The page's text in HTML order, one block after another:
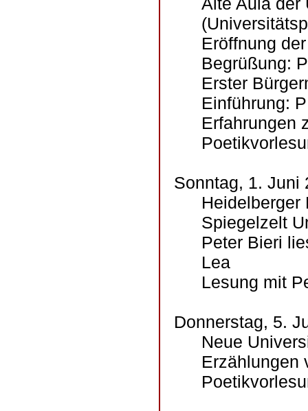
Eröffnung
Begrüßung:
Erster
Einführung:
Erfahrungen
Sonntag, 1. Juni
Heidelberger
Spiegelzelt
Peter Bieri
Lea
Lesung mit
Donnerstag, 5.
Neue
Erzählungen